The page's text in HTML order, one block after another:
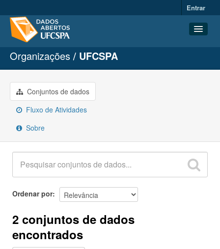
Entrar
Conjuntos de dados
Organizações
Grupos
Sobre
Organizações UFCSPA
Conjuntos de dados
Fluxo de Atividades
Sobre
Ordenar por
2 conjuntos de dados
encontrados